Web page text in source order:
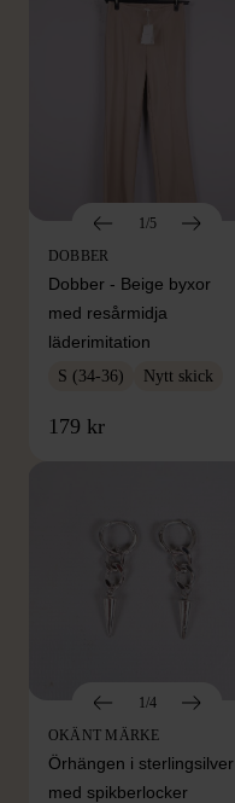
1/5
DOBBER
Dobber - Beige byxor
med resårmidja
läderimitation
S (34-36) Nytt skick
179 kr
1/4
OKÄNT MÄRKE
Örhängen i sterlingsilver
med spikberlocker